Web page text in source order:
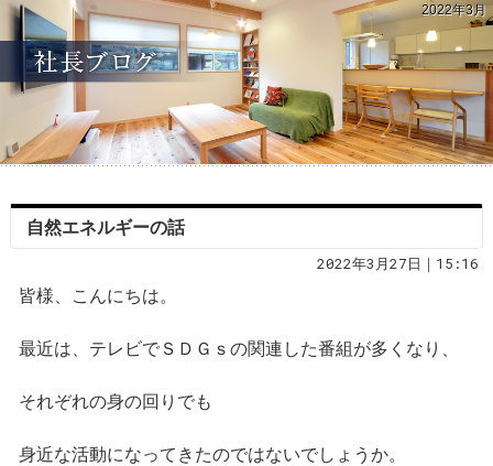
2022年3月
自然エネルギーの話
2022年3月27日｜15:16
皆様、こんにちは。
最近は、テレビでＳＤＧｓの関連した番組が多くなり、
それぞれの身の回りでも
身近な活動になってきたのではないでしょうか。